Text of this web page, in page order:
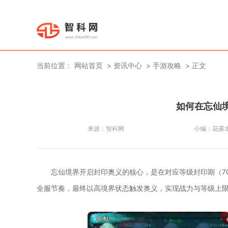
当前位置： 网站首页 资讯中心 手游攻略 正文
如何在忘仙
来源： 智科网 小编： 花露
忘仙境界开启封印奥义的核心，是在对应等级封印期
全服节奏，最终以高境界状态触发奥义，实现战力与等级上